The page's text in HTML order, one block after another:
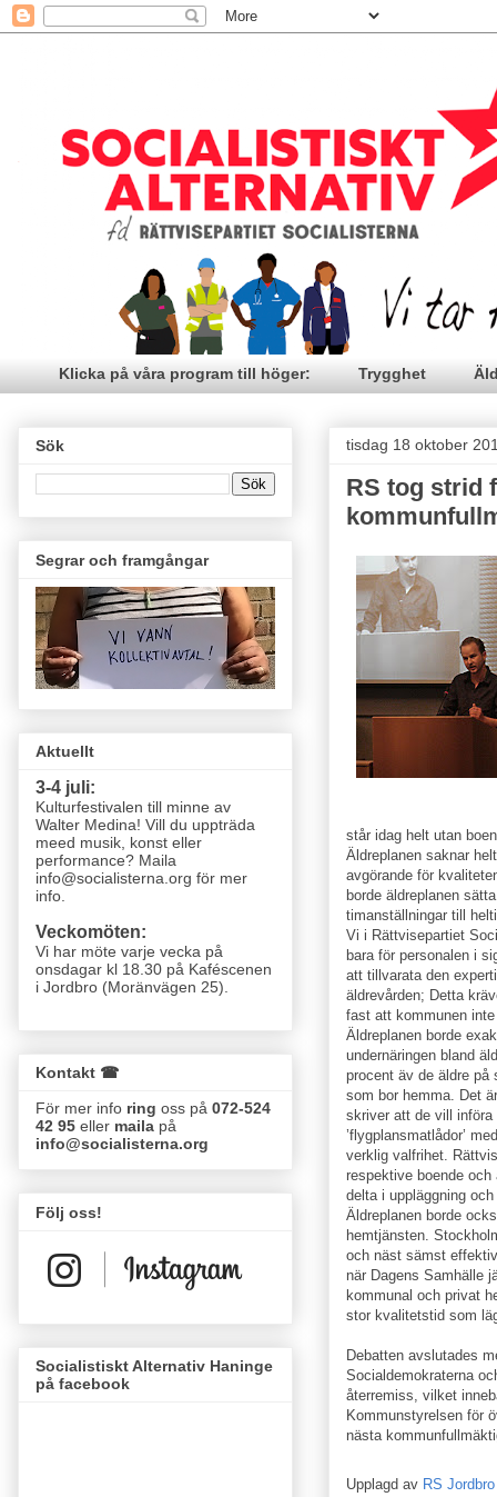
Klicka på våra program till höger: Trygghet
tisdag 18 oktober
RS tog strid
står idag helt utan
Äldreplanen saknar
avgörande för
borde äldreplanen
timanställningar till
Vi i Rättvisepartiet
bara för personalen i
att tillvarata den
äldrevården; Detta
fast att kommunen
Äldreplanen borde
undernäringen bland
procent äv de äldre på
som bor hemma. Det
skriver att de vill införa
’flygplansmatlådor’
verklig valfrihet.
respektive boende
delta i uppläggning
Äldreplanen borde
hemtjänsten.
och näst sämst
när Dagens Samhälle
kommunal och privat
stor kvalitetstid som
Debatten avslutades
Socialdemokraterna
återremiss, vilket
Kommunstyrelsen för
nästa
Upplagd av RS Jordbro
Sök
Segrar och framgångar
Aktuellt
3-4 juli:
Kulturfestivalen till minne av
Walter Medina! Vill du uppträda
meed musik, konst eller
performance? Maila
info@socialisterna.org för mer
info.
Veckomöten:
Vi har möte varje vecka på
onsdagar kl 18.30 på Kaféscenen
i Jordbro (Moränvägen 25)
Kontakt ☎
För mer info ring oss på 072-524
42 95 eller maila på
info@socialisterna.org
Följ oss!
Socialistiskt Alternativ Haninge
på facebook